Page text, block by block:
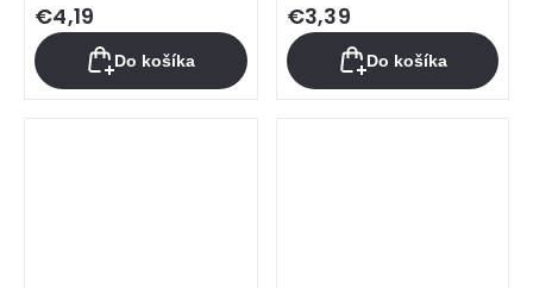
€4,19
Do košíka
€3,39
Do košíka